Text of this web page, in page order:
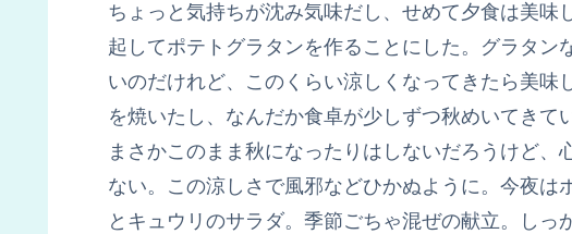
ちょっと気持ちが沈み気味だし、せめて夕食は美
起してポテトグラタンを作ることにした。グラタン
いのだけれど、このくらい涼しくなってきたら美味
を焼いたし、なんだか食卓が少しずつ秋めいてきて
まさかこのまま秋になったりはしないだろうけど
ない。この涼しさで風邪などひかぬように。今夜は
とキュウリのサラダ。季節ごちゃ混ぜの献立。し